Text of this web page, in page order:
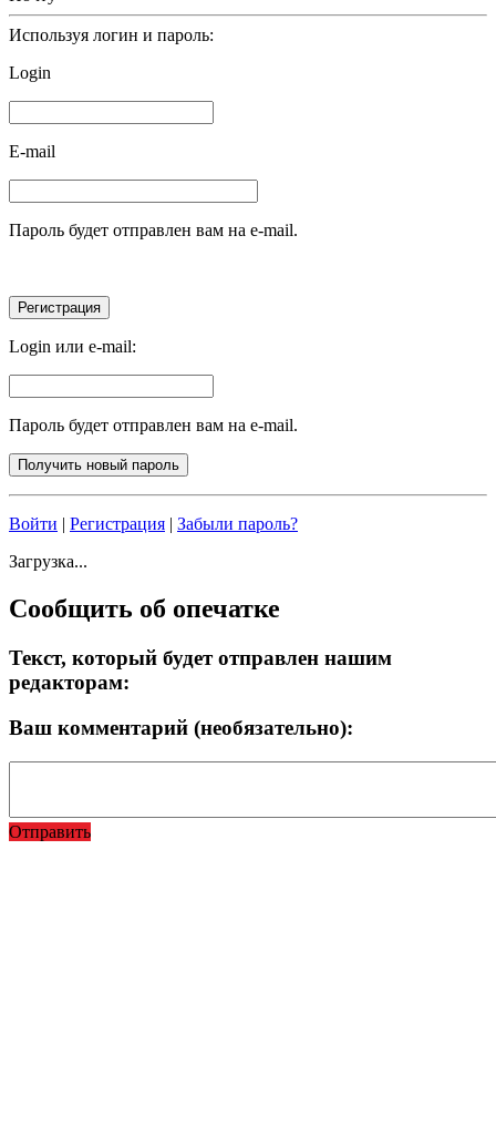
Используя логин и пароль:
Login
E-mail
Пароль будет отправлен вам на e-mail.
Login или e-mail:
Пароль будет отправлен вам на e-mail.
Войти | Регистрация | Забыли пароль?
Загрузка...
Сообщить об опечатке
Текст, который будет отправлен нашим
редакторам:
Ваш комментарий (необязательно):
Отправить